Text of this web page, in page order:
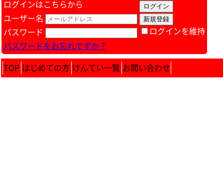
ログインはこちらから
ログインを維持
ユーザー名
パスワード
パスワードをお忘れですか ?
TOP はじめての方 けんてい一覧 お問い合わせ